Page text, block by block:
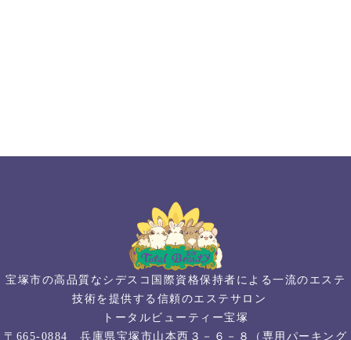
宝塚市の高品質なシデスコ国際資格保持者による一流のエステ
技術を提供する信頼のエステサロン
トータルビューティー宝塚
〒665-0884 兵庫県宝塚市山本西３－６－８（専用パーキング